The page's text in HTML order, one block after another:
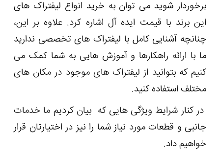
برخوردار شوید می توان به خرید انواع لیفتراک های
این برند با قیمت ایده ‌آل اشاره کرد. علاوه بر این،
چنانچه آشنایی کامل با لیفتراک های تخصصی ندارید
ما با ارائه راهکارها و آموزش هایی به شما کمک می
کنیم که بتوانید از لیفتراک های موجود در مکان‌ های
مختلف استفاده کنید.
در کنار شرایط ویژگی هایی که بیان کردیم ما خدمات
جانبی و قطعات مورد نیاز شما را نیز در اختیارتان قرار
خواهیم داد.